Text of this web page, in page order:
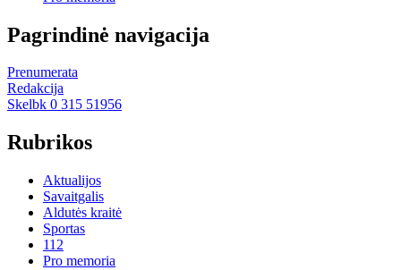
Pagrindinė navigacija
Prenumerata
Redakcija
Skelbk 0 315 51956
Rubrikos
Aktualijos
Savaitgalis
Aldutės kraitė
Sportas
112
Pro memoria